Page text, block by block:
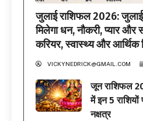
जुलाई राशिफल 2026: जुलाई
मिलेगा धन, नौकरी, प्यार
करियर, स्वास्थ्य और आर्थिक
VICKYNEDRICK@GMAIL.COM
जून राशिफल
में इन 5 राशियों
नक्षत्र